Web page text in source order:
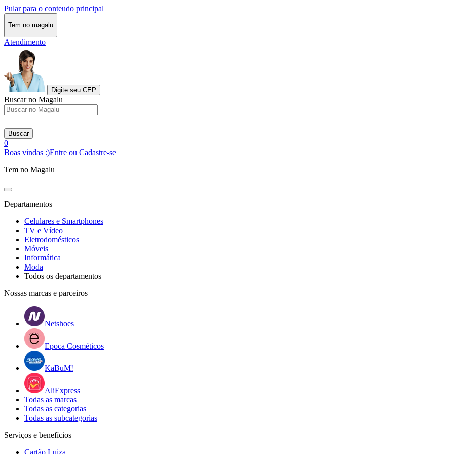
Pular para o conteudo principal
Tem no magalu
Atendimento
Digite seu CEP
Buscar no Magalu
Buscar
0
Boas vindas :)Entre ou Cadastre-se
Tem no Magalu
Departamentos
Celulares e Smartphones
TV e Vídeo
Eletrodomésticos
Móveis
Informática
Moda
Todos os departamentos
Nossas marcas e parceiros
Netshoes
Epoca Cosméticos
KaBuM!
AliExpress
Todas as marcas
Todas as categorias
Todas as subcategorias
Serviços e benefícios
Cartão Luiza